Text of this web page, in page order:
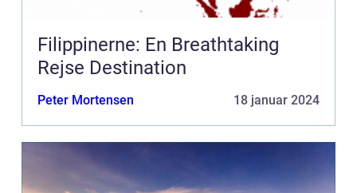
Filippinerne: En Breathtaking
Rejse Destination
Peter Mortensen 18 januar 2024